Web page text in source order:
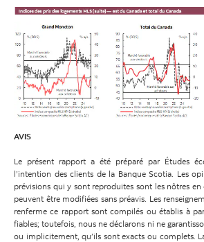
AVIS
Le présent rapport a été préparé par Études
l’intention des clients de la Banque Scotia. Les
prévisions qui y sont reproduites sont les nôtres en
peuvent être modifiées sans préavis. Les
renferme ce rapport sont compilés ou établis à
fiables; toutefois, nous ne déclarons ni ne
ou implicitement, qu’ils sont exacts ou complets.